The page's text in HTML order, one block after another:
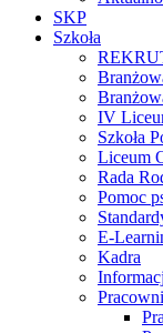
SKP
Szkoła
IV
Szkoła
Liceum
Rada
Pomoc
E-
Kadra